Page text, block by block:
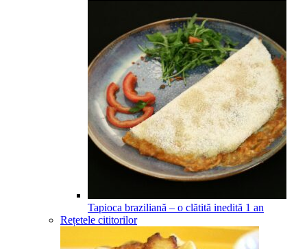
Tapioca braziliană – o clătită inedită 1 an
Rețetele cititorilor